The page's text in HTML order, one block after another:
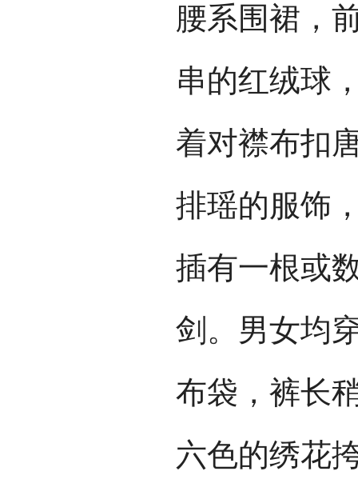
腰系围裙，
串的红绒球
着对襟布扣
排瑶的服饰
插有一根或
剑。男女均
布袋，裤长
六色的绣花